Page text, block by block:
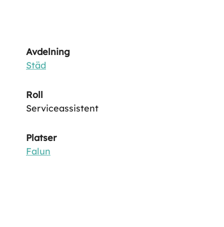
Avdelning
Städ
Roll
Serviceassistent
Platser
Falun